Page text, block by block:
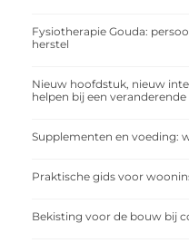
Fysiotherapie Gouda:
herstel
Nieuw hoofdstuk, nieuw
helpen bij een veranderende
Supplementen en voeding:
Praktische gids voor
Bekisting voor de bouw bij